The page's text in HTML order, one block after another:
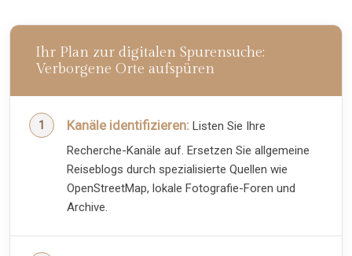
Ihr Plan zur digitalen Spurensuche:
Verborgene Orte aufspüren
Kanäle identifizieren: Listen Sie Ihre
Recherche-Kanäle auf. Ersetzen Sie allgemeine
Reiseblogs durch spezialisierte Quellen wie
OpenStreetMap, lokale Fotografie-Foren und
Archive.